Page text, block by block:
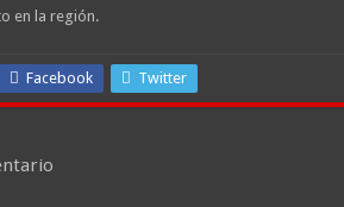
en la región.
Facebook Twitter